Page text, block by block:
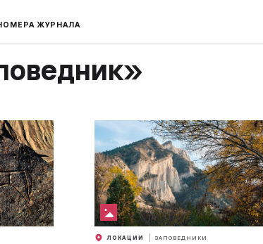
ЖУРНАЛА
ЛОКАЦИИ ЗАПОВЕДНИКИ